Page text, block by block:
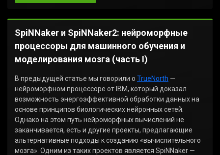
SpiNNaker и SpiNNaker2: нейроморфные
процессоры для машинного обучения и
моделирования мозга (часть I)
В предыдущей статье мы говорили о TrueNorth —
нейроморфном процессоре от IBM, который доказал
возможность энергоэффективной обработки данных на
основе принципов биологических нейронных сетей.
Однако на этом путь нейроморфных вычислений не
заканчивается, есть и другие проекты, предлагающие
альтернативные подходы к созданию «вычислительного
мозга». Одним из таких проектов является SpiNNaker —